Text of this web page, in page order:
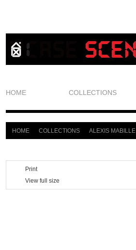
HOME COLLECTIONS
HOME COLLECTIONS ALEXIS MABILLE
Print
View full size